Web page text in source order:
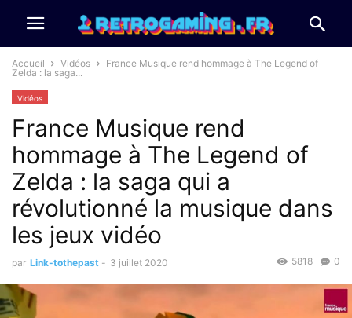
Accueil Vidéos
France Musique rend hommage à The Legend of
Zelda : la saga...
Vidéos
France Musique rend
hommage à The Legend of
Zelda : la saga qui a
révolutionné la musique dans
les jeux vidéo
par Link-tothepast - 3 juillet 2020 0
5818